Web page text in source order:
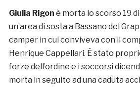
Giulia Rigon è morta lo scorso 19
un’area di sosta a Bassano del
camper in cui conviveva con il
Henrique Cappellari. È stato
forze dell’ordine e i soccorsi
morta in seguito ad una caduta